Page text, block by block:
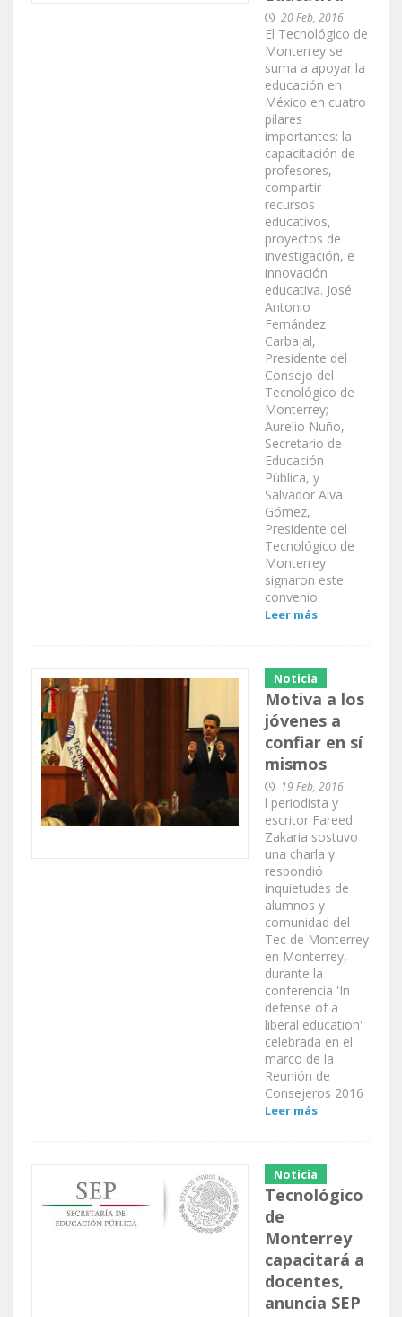
20 Feb, 2016
El Tecnológico de
Monterrey se
suma a apoyar la
educación en
México en cuatro
pilares
importantes: la
capacitación de
profesores,
compartir
recursos
educativos,
proyectos de
investigación, e
innovación
educativa. José
Antonio
Fernández
Carbajal,
Presidente del
Consejo del
Tecnológico de
Monterrey;
Aurelio Nuño,
Secretario de
Educación
Pública, y
Salvador Alva
Gómez,
Presidente del
Tecnológico de
Monterrey
signaron este
convenio.
Leer más
Noticia
Motiva a los
jóvenes a
confiar en sí
mismos
19 Feb, 2016
l periodista y
escritor Fareed
Zakaria sostuvo
una charla y
respondió
inquietudes de
alumnos y
comunidad del
Tec de Monterrey
en Monterrey,
durante la
conferencia 'In
defense of a
liberal education'
celebrada en el
marco de la
Reunión de
Consejeros 2016
Leer más
Noticia
Tecnológico
de
Monterrey
capacitará a
docentes,
anuncia SEP